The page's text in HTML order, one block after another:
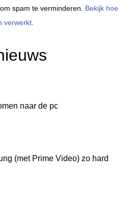
spam te verminderen. Bekijk hoe
verwerkt
naar de pc
(met Prime Video) zo hard